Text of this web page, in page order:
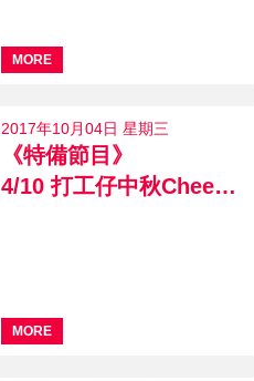
MORE
2017年10月04日 星期三
《特備節目》
4/10 打工仔中秋Cheer 2017
MORE